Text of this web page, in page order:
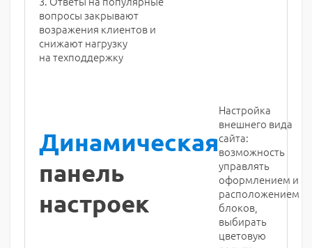
вопросы закрывают
возражения клиентов и
снижают нагрузку
на техподдержку
Динамическая
панель
настроек
Настройка
внешнего вида
сайта:
возможность
управлять
оформлением и
расположением
блоков,
выбирать
цветовую